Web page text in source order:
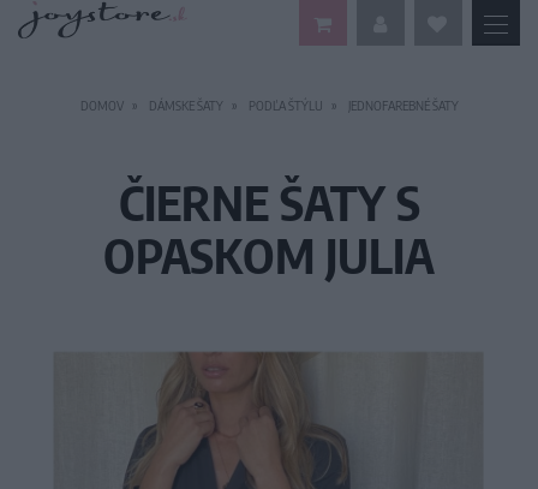
DOMOV DÁMSKE ŠATY PODĽA ŠTÝLU JEDNOFAREBNÉ ŠATY
ČIERNE ŠATY S
OPASKOM JULIA